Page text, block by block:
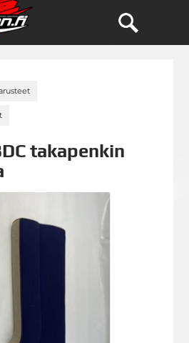
takapenkin